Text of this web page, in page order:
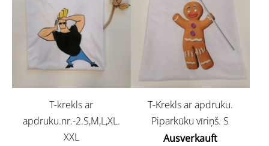
T-krekls ar
apdruku.nr.-2.S,M,L,XL.
XXL
T-Krekls ar apdruku.
Piparkūku vīriņš. S
Ausverkauft